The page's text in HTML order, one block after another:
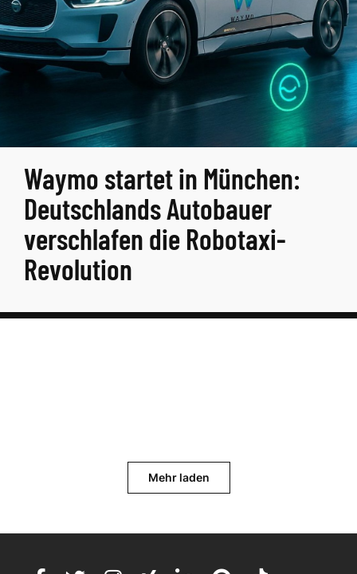
Waymo startet in München:
Deutschlands Autobauer
verschlafen die Robotaxi-
Revolution
Mehr laden